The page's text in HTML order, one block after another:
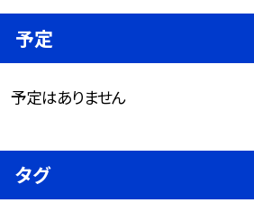
予定
予定はありません
タグ